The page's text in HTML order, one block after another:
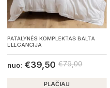
PATALYNĖS KOMPLEKTAS BALTA
ELEGANCIJA
nuo: €39,50 €79,00
PLAČIAU